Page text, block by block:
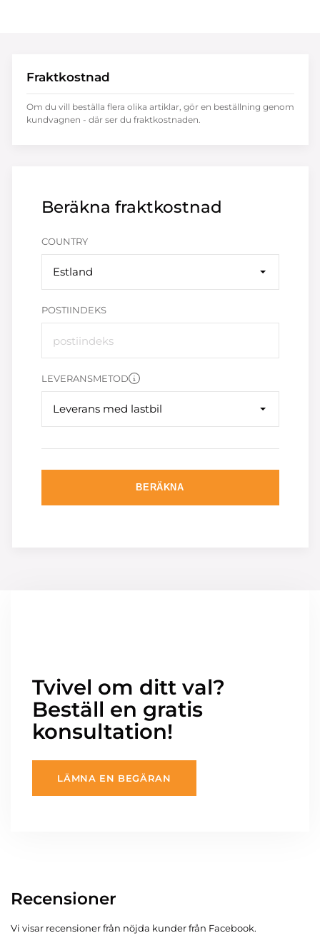
Beräkna fraktkostnad
COUNTRY
Estland
POSTIINDEKS
LEVERANSMETOD
Leverans med lastbil
BERÄKNA
Fraktkostnad
Om du vill beställa flera olika artiklar, gör en beställning genom
kundvagnen - där ser du fraktkostnaden.
Tvivel om ditt val?
Beställ en gratis
konsultation!
LÄMNA EN BEGÄRAN
Recensioner
Vi visar recensioner från nöjda kunder från Facebook.